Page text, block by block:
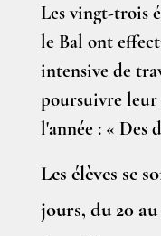
Les vingt-trois
le Bal ont
intensive de
poursuivre leur
l'année : « Des
Les élèves se
jours, du 20